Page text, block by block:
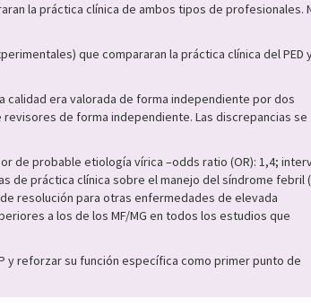
la práctica clínica de ambos tipos de profesionales.
que compararan la práctica clínica del PED
calidad era valorada de forma independiente por dos
de forma independiente. Las discrepancias se
de probable etiología vírica –odds ratio (OR): 1,4;
de práctica clínica sobre el manejo del síndrome febril
resolución para otras enfermedades de elevada
a los de los MF/MG en todos los estudios que
y reforzar su función específica como primer punto de